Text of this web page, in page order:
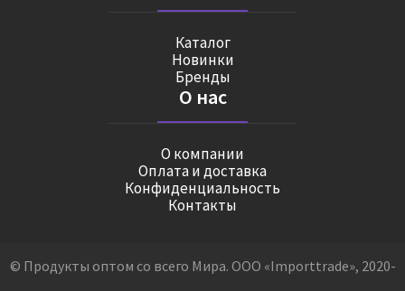
Каталог
Новинки
Бренды
О нас
О компании
Оплата и доставка
Конфиденциальность
Контакты
© Продукты оптом со всего Мира. ООО «Importtrade», 2020-